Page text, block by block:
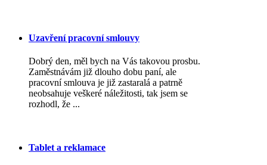
Uzavření pracovní smlouvy
Dobrý den, měl bych na Vás takovou prosbu.
Zaměstnávám již dlouho dobu paní, ale
pracovní smlouva je již zastaralá a patrně
neobsahuje veškeré náležitosti, tak jsem se
rozhodl, že ...
Tablet a reklamace